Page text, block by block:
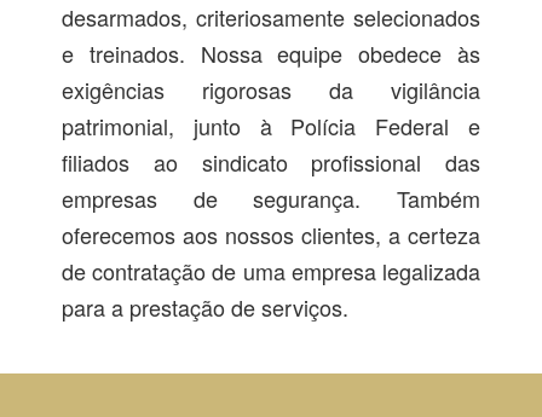
desarmados, criteriosamente selecionados
e treinados. Nossa equipe obedece às
exigências rigorosas da vigilância
patrimonial, junto à Polícia Federal e
filiados ao sindicato profissional das
empresas de segurança. Também
oferecemos aos nossos clientes, a certeza
de contratação de uma empresa legalizada
para a prestação de serviços.